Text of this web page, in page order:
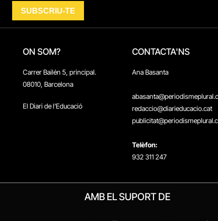
ON SOM?
Carrer Bailén 5, principal.
08010, Barcelona
El Diari de l'Educació
CONTACTA'NS
Ana Basanta
redaccio@diarieducacio.cat
Telèfon:
932 311 247
AMB EL SUPORT DE